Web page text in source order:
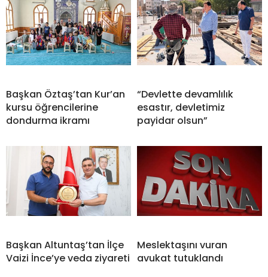
Başkan Öztaş’tan Kur’an
kursu öğrencilerine
dondurma ikramı
“Devlette devamlılık
esastır, devletimiz
payidar olsun”
Başkan Altuntaş’tan İlçe
Vaizi İnce’ye veda ziyareti
Meslektaşını vuran
avukat tutuklandı